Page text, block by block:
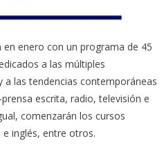
enero con un programa de 45
a las múltiples
a las tendencias contemporáneas
escrita, radio, televisión e
comenzarán los cursos
inglés, entre otros.